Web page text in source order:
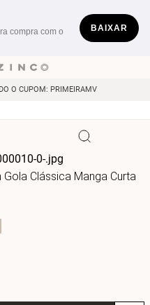
compra com o
BAIXAR
O CUPOM: PRIMEIRAMV
Clássica Manga Curta